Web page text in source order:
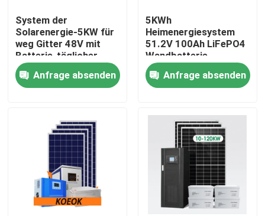
Haus
Produkte
Fabrik-Ausflug
Qualitätskontrolle
System der
Solarenergie-5KW für
weg Gitter 48V mit
Batterie-täglicher
Stromerzeugung
Anfrage absenden
5KWh
Heimenergiesystem
51.2V 100Ah LiFePO4
Wandbatterie
Anfrage absenden